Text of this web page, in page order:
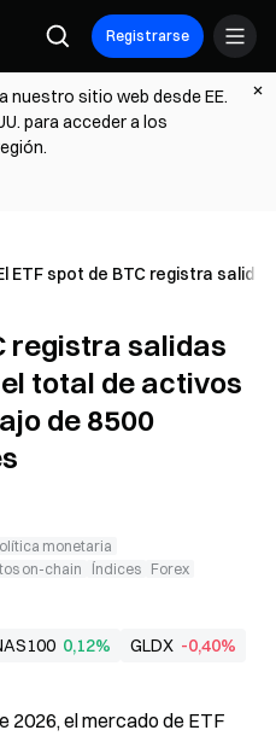
Registrarse
nuestro sitio web desde EE.
para acceder a los
ETF spot de BTC registra
registra salidas
total de activos
de 8500
monetaria
on-chain Índices Forex
0,12% GLDX -0,40%
2026, el mercado de ETF